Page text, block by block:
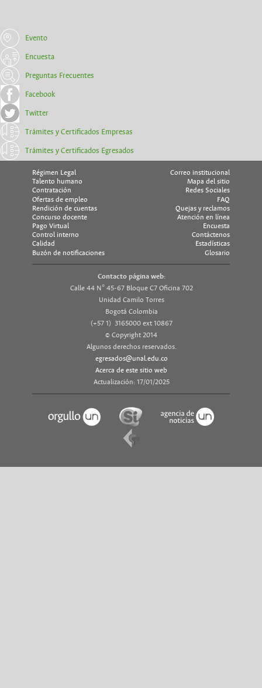
Evento
Encuesta
Preguntas Frecuentes
Facebook
Twitter
Trámites y Certificados Empresas
Trámites y Certificados Egresados
Régimen Legal
Talento humano
Contratación
Ofertas de empleo
Rendición de cuentas
Concurso docente
Pago Virtual
Control interno
Calidad
Buzón de notificaciones
Correo institucional
Mapa del sitio
Redes Sociales
FAQ
Quejas y reclamos
Atención en línea
Encuesta
Contáctenos
Estadísticas
Glosario
Contacto página web:
Calle 44 N° 45-67 Bloque C7 Oficina 702
Unidad Camilo Torres
Bogotá Colombia
(+57 1) 3165000 ext 10867
© Copyright 2014
Algunos derechos reservados.
egresados@unal.edu.co
Acerca de este sitio web
Actualización: 17/01/2025